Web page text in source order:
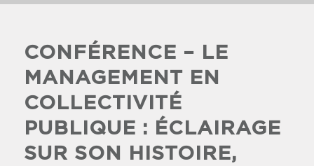
CONFÉRENCE – LE
MANAGEMENT EN
COLLECTIVITÉ
PUBLIQUE : ÉCLAIRAGE
SUR SON HISTOIRE,